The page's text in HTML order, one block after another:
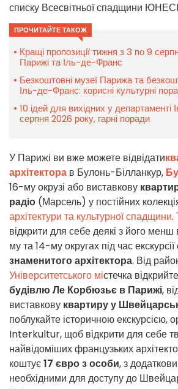
списку Всесвітньої спадщини
ПРОЧИТАЙТЕ ТАКОЖ
Кращі пропозиції тижня з 3 по 9
Парижі та Іль-де-Франс
Безкоштовні музеї Парижа та
Іль-де-Франс: корисні культурні
10 ідей для вихідних у департаменті
серпня 2026 року, гарні поради
У Парижі ви вже можете відвідати
архітектора в Булонь-Білланкур,
16-му окрузі або виставкову
радіо (Марсель) у постійних
архітектури та культурної спадщини.
відкрити для себе деякі з його менш
му та 14-му округах під час екскурсії
знаменитого архітектора. Від
Університетського містечка
будівлю Ле Корбюзьє в Парижі,
виставкову квартиру у
поблукайте історичною екскурсією,
Interkultur, щоб відкрити для себе
найвідоміших французьких
коштує17 євро з особи, з
необхідними для доступу до